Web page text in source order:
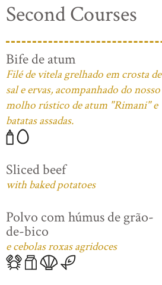
Second Courses
Bife de atum
Filé de vitela grelhado em crosta de
sal e ervas, acompanhado do nosso
molho rústico de atum "Rimani" e
batatas assadas.
Sliced beef
with baked potatoes
Polvo com húmus de grão-
de-bico
e cebolas roxas agridoces